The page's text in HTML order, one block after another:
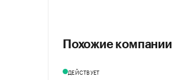
Похожие компании
ДЕЙСТВУЕТ